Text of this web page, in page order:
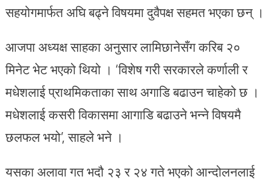
सहयोगमार्फत अघि बढ्ने विषयमा दुवैपक्ष सहमत भएका छन् ।
आजपा अध्यक्ष साहका अनुसार लामिछानेसँग करिब २०
मिनेट भेट भएको थियो । ‘विशेष गरी सरकारले कर्णाली र
मधेशलाई प्राथमिकताका साथ अगाडि बढाउन चाहेको छ ।
मधेशलाई कसरी विकासमा आगाडि बढाउने भन्ने विषयमै
छलफल भयो’, साहले भने ।
यसका अलावा गत भदौ २३ र २४ गते भएको आन्दोलनलाई